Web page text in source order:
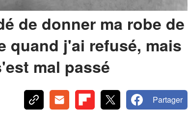
de donner ma robe de
quand j'ai refusé, mais
mal passé
Partager